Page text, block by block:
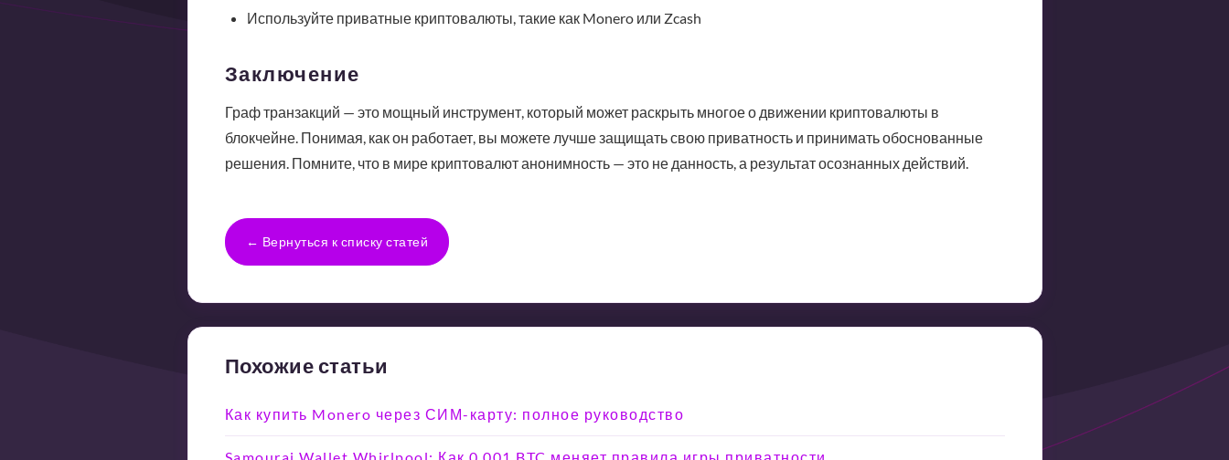
Используйте приватные криптовалюты, такие как Monero или Zcash
Заключение
Граф транзакций — это мощный инструмент, который может раскрыть многое о движении криптовалюты в
блокчейне. Понимая, как он работает, вы можете лучше защищать свою приватность и принимать обоснованные
решения. Помните, что в мире криптовалют анонимность — это не данность, а результат осознанных действий.
← Вернуться к списку статей
Похожие статьи
Как купить Monero через СИМ-карту: полное руководство